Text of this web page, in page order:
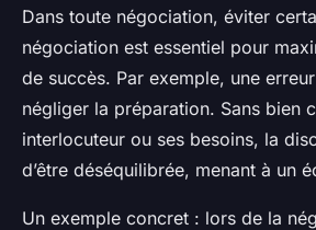
Dans toute négociation, éviter
négociation est essentiel pour
de succès. Par exemple, une
négliger la préparation. Sans bien
interlocuteur ou ses besoins, la
d’être déséquilibrée, menant à un
Un exemple concret : lors de la